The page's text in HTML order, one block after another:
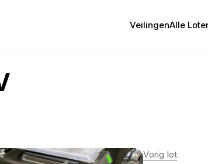
VeilingenAlle
Vorig lot